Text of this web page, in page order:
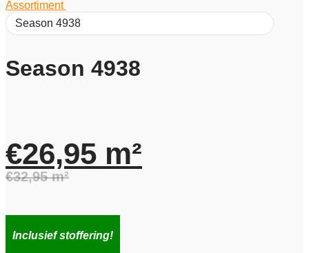
Assortiment
Season 4938
Season 4938
€32,95 m²
prijs
€26,95 m²
prijs
Inclusief stoffering!